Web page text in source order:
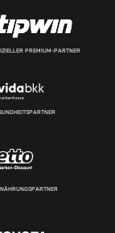
PREMIUM-PARTNER